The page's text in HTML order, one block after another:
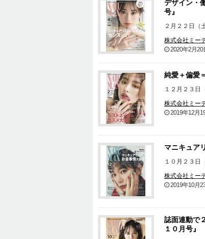
デザイン・
号』
２月２２日（
株式会社ミー
2020年2月20
純愛＋偏愛
１２月２３日
株式会社ミー
2019年12月
マニキュア
１０月２３日
株式会社ミー
2019年10月
誌面連動で
１０月号』